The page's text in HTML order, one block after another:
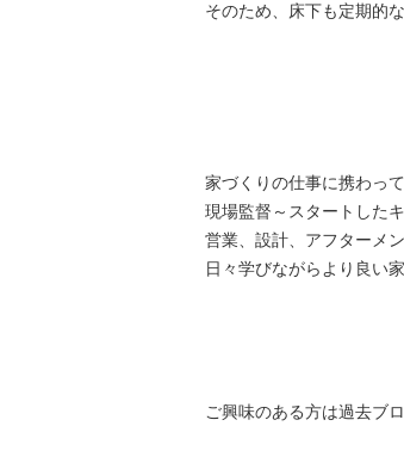
そのため、 床下も定期的
家づくりの仕事に携わっ
現場監督～ スタートした
営業、設計、アフターメン
日々学びながらより良い
ご興味のある方は過去ブ